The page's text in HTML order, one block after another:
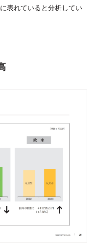
表れていると分析してい